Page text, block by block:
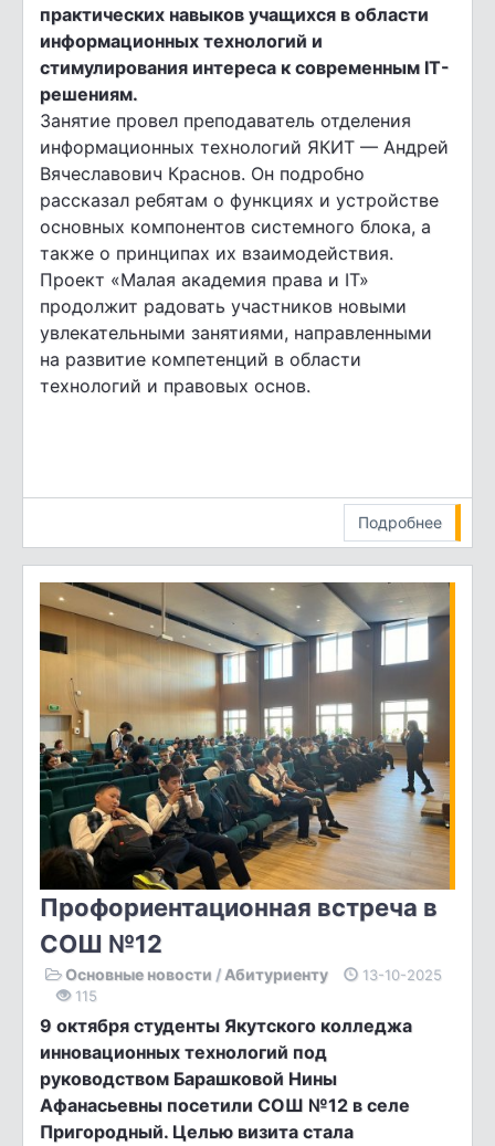
практических навыков учащихся в области
информационных технологий и
стимулирования интереса к современным IT-
решениям.
Занятие провел преподаватель отделения
информационных технологий ЯКИТ — Андрей
Вячеславович Краснов. Он подробно
рассказал ребятам о функциях и устройстве
основных компонентов системного блока, а
также о принципах их взаимодействия.
Проект «Малая академия права и IT»
продолжит радовать участников новыми
увлекательными занятиями, направленными
на развитие компетенций в области
технологий и правовых основ.
Подробнее
Профориентационная встреча в
СОШ №12
Основные новости / Абитуриенту
13-10-2025
115
9 октября студенты Якутского колледжа
инновационных технологий под
руководством Барашковой Нины
Афанасьевны посетили СОШ №12 в селе
Пригородный. Целью визита стала